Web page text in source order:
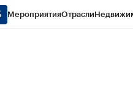
МероприятияОтрасли